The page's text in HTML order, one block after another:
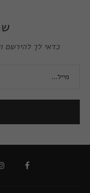
כדאי לך להירשם